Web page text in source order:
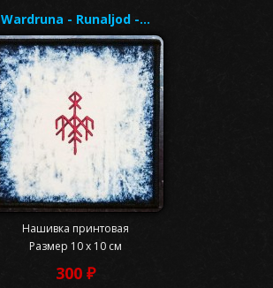
Wardruna - Runaljod -…
Нашивка принтовая
Размер 10 x 10 см
300 ₽